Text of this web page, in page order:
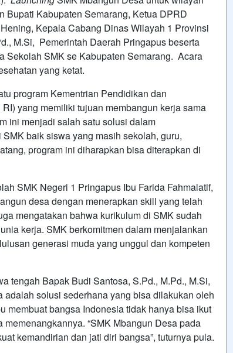
Bupati Kabupaten Semarang, Ketua DPRD
Kepala Cabang Dinas Wilayah 1 Provinsi
M.Si, Pemerintah Daerah Pringapus beserta
Sekolah SMK se Kabupaten Semarang. Acara
yang ketat.
program Kementrian Pendidikan dan
yang memiliki tujuan membangun kerja sama
ini menjadi salah satu solusi dalam
baik siswa yang masih sekolah, guru,
program ini diharapkan bisa diterapkan di
SMK Negeri 1 Pringapus Ibu Farida Fahmalatif,
desa dengan menerapkan skill yang telah
mengatakan bahwa kurikulum di SMK sudah
kerja. SMK berkomitmen dalam menjalankan
generasi muda yang unggul dan kompeten
tengah Bapak Budi Santosa, S.Pd., M.Pd., M.Si,
solusi sederhana yang bisa dilakukan oleh
membuat bangsa Indonesia tidak hanya bisa ikut
“SMK Mbangun Desa pada
kemandirian dan jati diri bangsa”, tuturnya pula.